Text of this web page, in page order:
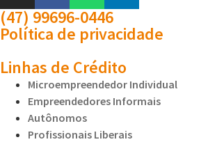
(47) 99696-0446
Política de privacidade
Linhas de Crédito
Microempreendedor Individual
Empreendedores Informais
Autônomos
Profissionais Liberais